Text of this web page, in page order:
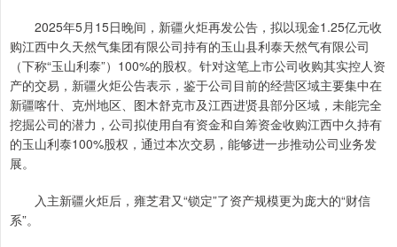
2025年5月15日晚间，新疆火炬再发公告，拟以现金1.25亿元收
购江西中久天然气集团有限公司持有的玉山县利泰天然气有限公司
（下称“玉山利泰”）100%的股权。针对这笔上市公司收购其实控人资
产的交易，新疆火炬公告表示，鉴于公司目前的经营区域主要集中在
新疆喀什、克州地区、图木舒克市及江西进贤县部分区域，未能完全
挖掘公司的潜力，公司拟使用自有资金和自筹资金收购江西中久持有
的玉山利泰100%股权，通过本次交易，能够进一步推动公司业务发
展。
入主新疆火炬后，雍芝君又“锁定”了资产规模更为庞大的“财信
系”。